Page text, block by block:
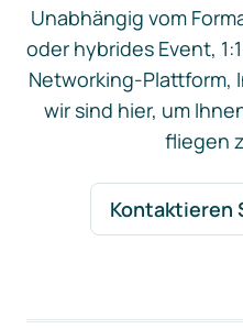
Unabhängig vom
oder hybrides Event,
Networking-Plattform,
wir sind hier, um
fliegen
Kontaktieren